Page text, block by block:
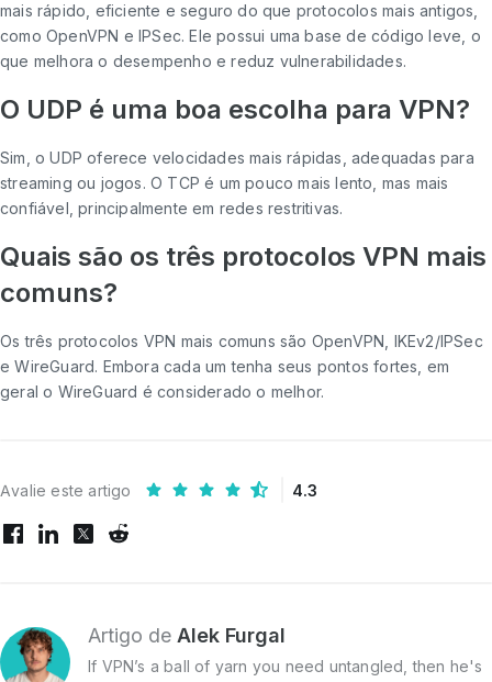
mais rápido, eficiente e seguro do que protocolos mais antigos,
como OpenVPN e IPSec. Ele possui uma base de código leve, o
que melhora o desempenho e reduz vulnerabilidades.
O UDP é uma boa escolha para VPN?
Sim, o UDP oferece velocidades mais rápidas, adequadas para
streaming ou jogos. O TCP é um pouco mais lento, mas mais
confiável, principalmente em redes restritivas.
Quais são os três protocolos VPN mais
comuns?
Os três protocolos VPN mais comuns são OpenVPN, IKEv2/IPSec
e WireGuard. Embora cada um tenha seus pontos fortes, em
geral o WireGuard é considerado o melhor.
Avalie este artigo 4.3
Artigo de Alek Furgal
If VPN’s a ball of yarn you need untangled, then he's